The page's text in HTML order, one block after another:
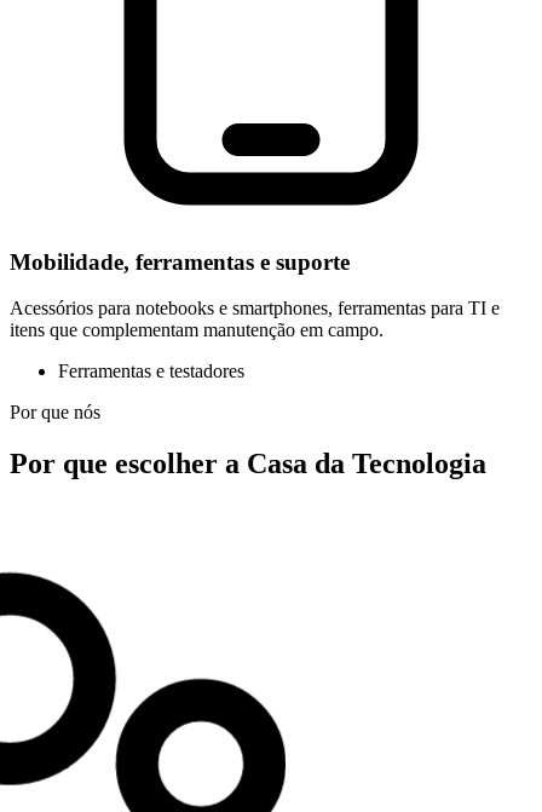
Mobilidade, ferramentas e suporte
Acessórios para notebooks e smartphones, ferramentas para TI e
itens que complementam manutenção em campo.
Ferramentas e testadores
Por que nós
Por que escolher a Casa da Tecnologia